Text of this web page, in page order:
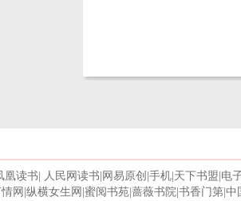
凰读书 人民网读书 网易原创 手机 天下书盟 电
网 纵横女生网 蜜阅书苑 蔷薇书院 书香门第 中